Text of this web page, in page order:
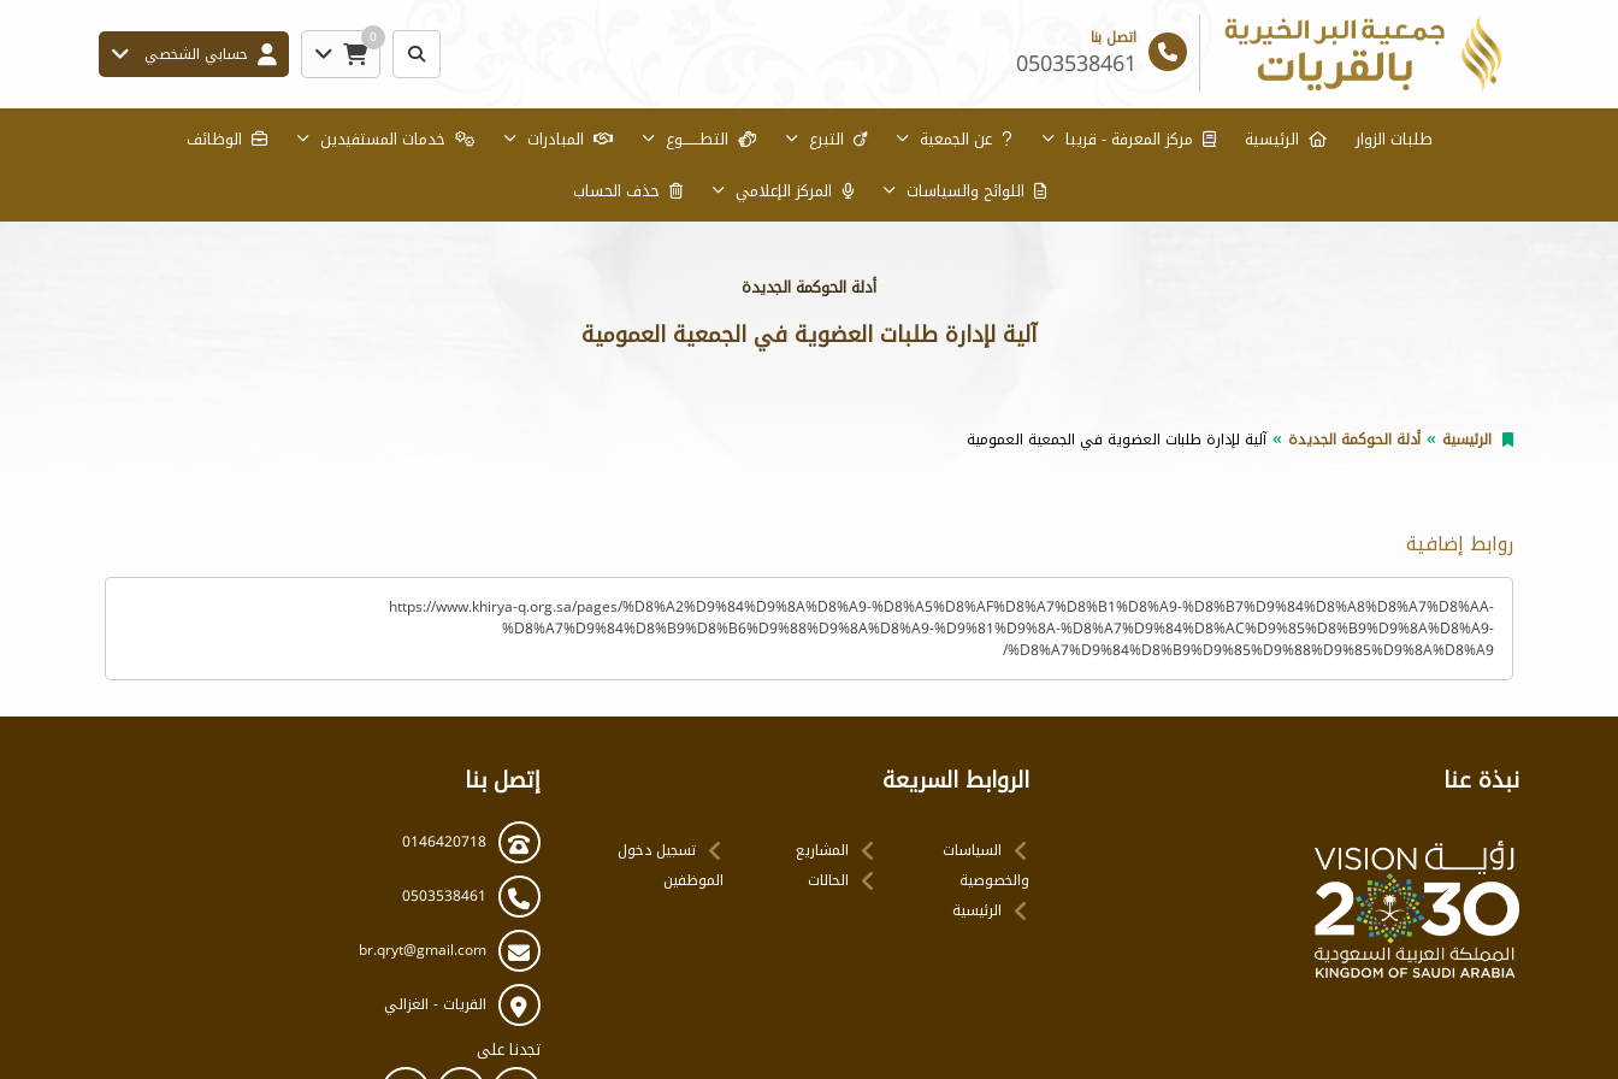
اتصل بنا
0503538461
0
حسابي الشخصي
طلبات الزوار الرئيسية مركز المعرفة - قريبا عن الجمعية التبرع التطـــــــوع المبادرات خدمات المستفيدين
الوظائف
اللوائح والسياسات
المركز الإعلامي حذف الحساب
أدلة الحوكمة الجديدة
آلية لإدارة طلبات العضوية في الجمعية العمومية
الرئيسية أدلة الحوكمة الجديدة آلية لإدارة طلبات العضوية في الجمعية العمومية
روابط إضافية
https://www.khirya-q.org.sa/pages/%D8%A2%D9%84%D9%8A%D8%A9-%D8%A5%D8%AF%D8%A7%D8%B1%D8%A9-%D8%B7%D9%84%D8%A8%D8%A7%D8%AA-
%D8%A7%D9%84%D8%B9%D8%B6%D9%88%D9%8A%D8%A9-%D9%81%D9%8A-%D8%A7%D9%84%D8%AC%D9%85%D8%B9%D9%8A%D8%A9-
%D8%A7%D9%84%D8%B9%D9%85%D9%88%D9%85%D9%8A%D8%A9/
نبذة عنا الروابط السريعة
السياسات
والخصوصية
الرئيسية
المشاريع
الحالات
تسجيل دخول
الموظفين
إتصل بنا
0146420718
0503538461
br.qryt@gmail.com
القريات - الغزالي
تجدنا على